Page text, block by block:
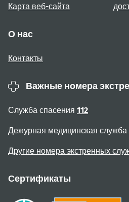
Карта веб-сайта
О нас
Контакты
Важные номера
Служба спасения 112
Дежурная медицинская служба
Другие номера экстренных
Сертификаты